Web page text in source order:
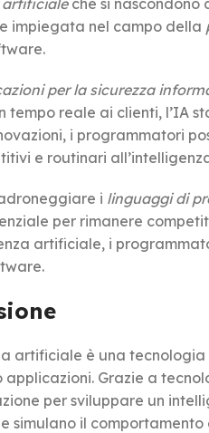
impiegata nel campo della
per la sicurezza
tempo reale ai clienti, l’IA
i programmatori
e routinari
i linguaggi di
per rimanere
artificiale, i
artificiale è una
applicazioni. Grazie a
per sviluppare un
simulano il